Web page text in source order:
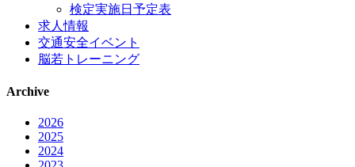
検定実施日予定表
求人情報
交通安全イベント
脳若トレーニング
Archive
2026
2025
2024